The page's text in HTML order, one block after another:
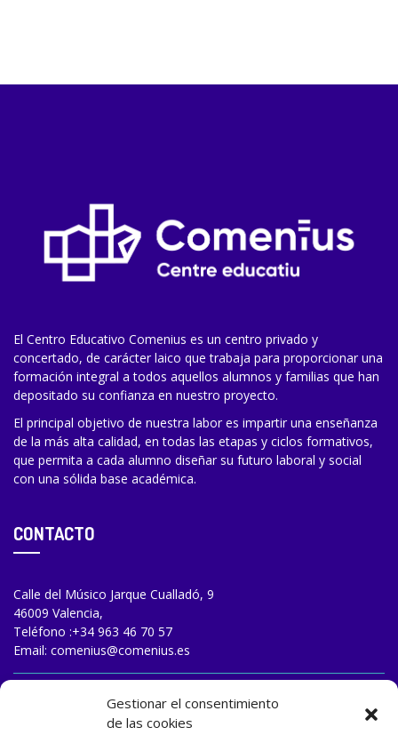
Gestionar el consentimiento
de las cookies
El Centro Educativo Comenius es un centro privado y
concertado, de carácter laico que trabaja para proporcionar una
formación integral a todos aquellos alumnos y familias que han
depositado su confianza en nuestro proyecto.
El principal objetivo de nuestra labor es impartir una enseñanza
de la más alta calidad, en todas las etapas y ciclos formativos,
que permita a cada alumno diseñar su futuro laboral y social
con una sólida base académica.
CONTACTO
Calle del Músico Jarque Cualladó, 9
46009 Valencia,
Teléfono :+34 963 46 70 57
Email: comenius@comenius.es
TRABAJA CON NOSOTROS